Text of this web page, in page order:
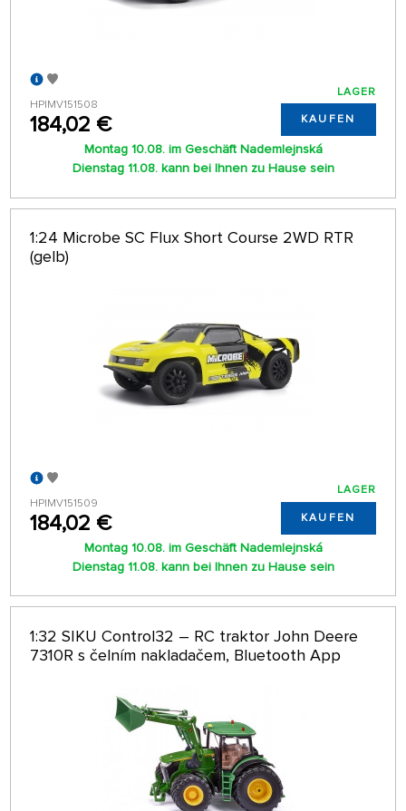
HPIMV151508
184,02 €
LAGER
KAUFEN
Montag 10.08. im Geschäft Nademlejnská
Dienstag 11.08. kann bei Ihnen zu Hause sein
1:24 Microbe SC Flux Short Course 2WD RTR
(gelb)
HPIMV151509
184,02 €
LAGER
KAUFEN
Montag 10.08. im Geschäft Nademlejnská
Dienstag 11.08. kann bei Ihnen zu Hause sein
1:32 SIKU Control32 – RC traktor John Deere
7310R s čelním nakladačem, Bluetooth App